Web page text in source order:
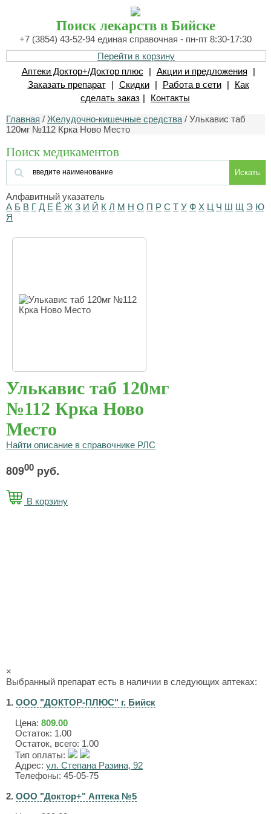
Поиск лекарств в Бийске
+7 (3854) 43-52-94 единая справочная - пн-пт 8:30-17:30
Перейти в корзину
Аптеки Доктор+/Доктор плюс
| Акции и предложения
|
Заказать препарат
| Скидки | Работа в сети |
Как
сделать заказ | Контакты
Главная / Желудочно-кишечные средства / Улькавис таб
120мг №112 Крка Ново Место
Поиск медикаментов
Искать
Алфавитный указатель
А Б В Г Д Е Ё Ж З И Й К Л М Н О П Р С Т У Ф Х Ц Ч Ш Щ Э Ю
Я
Улькавис таб 120мг
№112 Крка Ново
Место
Найти описание в справочнике РЛС
80900 руб.
В корзину
×
Выбранный препарат есть в наличии в следующих аптеках:
1. ООО "ДОКТОР-ПЛЮС" г. Бийск
Цена: 809.00
Остаток: 1.00
Остаток, всего: 1.00
Тип оплаты:
Адрес: ул. Степана Разина, 92
Телефоны: 45-05-75
2. ООО "Доктор+" Аптека №5